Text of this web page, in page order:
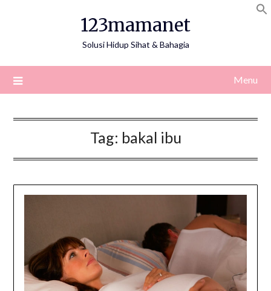
123mamanet
Solusi Hidup Sihat & Bahagia
Menu
Tag: bakal ibu